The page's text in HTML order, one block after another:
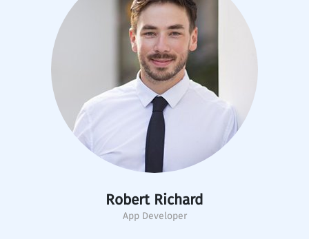
Robert Richard
App Developer